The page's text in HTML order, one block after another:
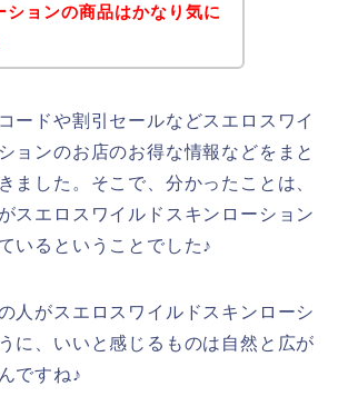
ションの商品はかなり気に
ードや割引セールなどスエロスワイ
ョンのお店のお得な情報などをまと
ました。そこで、分かったことは、
スエロスワイルドスキンローション
いるということでした♪
人がスエロスワイルドスキンローシ
に、いいと感じるものは自然と広が
ですね♪